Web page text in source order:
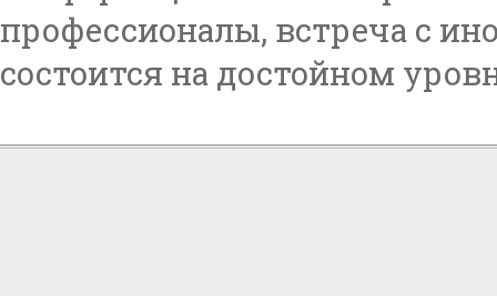
профессионалы, встреча с
состоится на достойном